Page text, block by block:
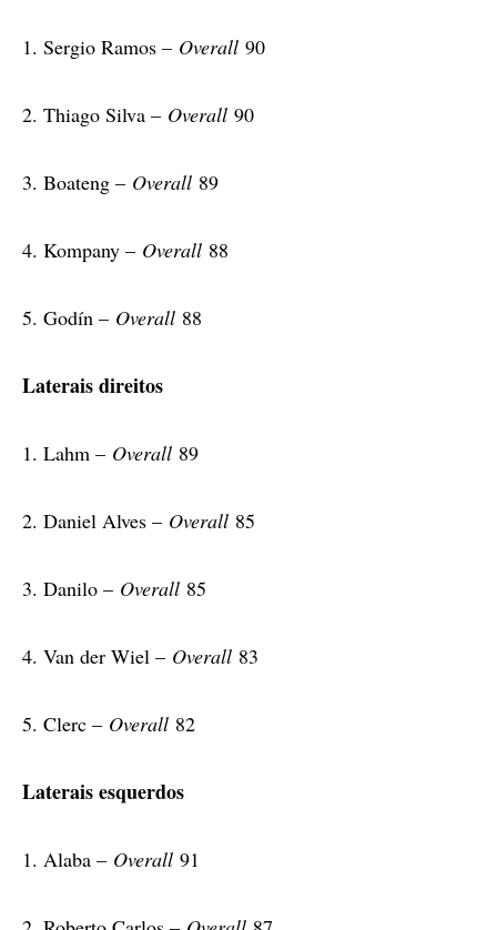
1. Sergio Ramos – Overall 90
2. Thiago Silva – Overall 90
3. Boateng – Overall 89
4. Kompany – Overall 88
5. Godín – Overall 88
Laterais direitos
1. Lahm – Overall 89
2. Daniel Alves – Overall 85
3. Danilo – Overall 85
4. Van der Wiel – Overall 83
5. Clerc – Overall 82
Laterais esquerdos
1. Alaba – Overall 91